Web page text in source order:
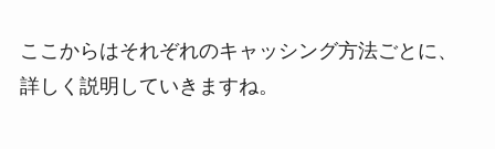
ここからはそれぞれのキャッシング方法ごとに、
詳しく説明していきますね。